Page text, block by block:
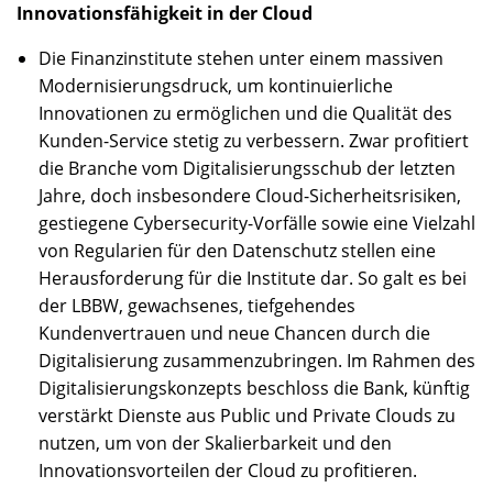
Innovationsfähigkeit in der Cloud
Die Finanzinstitute stehen unter einem massiven
Modernisierungsdruck, um kontinuierliche
Innovationen zu ermöglichen und die Qualität des
Kunden-Service stetig zu verbessern. Zwar profitiert
die Branche vom Digitalisierungsschub der letzten
Jahre, doch insbesondere Cloud-Sicherheitsrisiken,
gestiegene Cybersecurity-Vorfälle sowie eine Vielzahl
von Regularien für den Datenschutz stellen eine
Herausforderung für die Institute dar. So galt es bei
der LBBW, gewachsenes, tiefgehendes
Kundenvertrauen und neue Chancen durch die
Digitalisierung zusammenzubringen. Im Rahmen des
Digitalisierungskonzepts beschloss die Bank, künftig
verstärkt Dienste aus Public und Private Clouds zu
nutzen, um von der Skalierbarkeit und den
Innovationsvorteilen der Cloud zu profitieren.